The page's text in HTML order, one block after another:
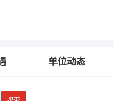
单位动态